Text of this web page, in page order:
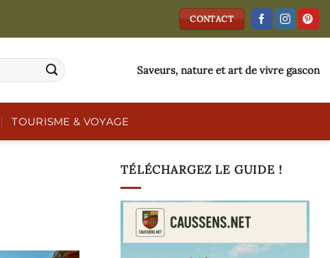
CONTACT
Saveurs, nature et art de vivre gascon
TOURISME & VOYAGE
TÉLÉCHARGEZ LE GUIDE !